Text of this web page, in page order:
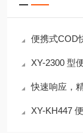
便携式COD快
XY-2300 型便携
快速响应，
XY-KH447 便携